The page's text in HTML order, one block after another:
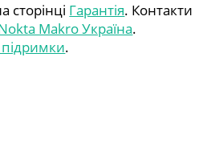
сторінці Гарантія. Контакти
Makro Україна.
.